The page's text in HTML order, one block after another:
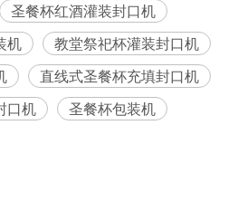
圣餐杯红酒灌装封口机
机
教堂祭祀杯灌装封口机
直线式圣餐杯充填封口机
口机
圣餐杯包装机